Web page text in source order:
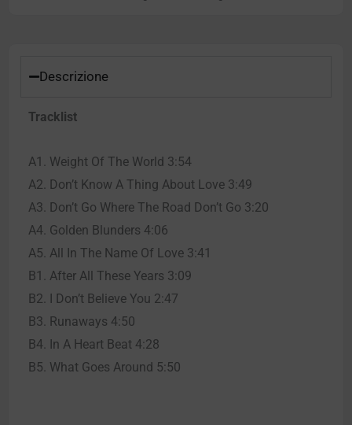
Descrizione
Tracklist
A1. Weight Of The World 3:54
A2. Don’t Know A Thing About Love 3:49
A3. Don’t Go Where The Road Don’t Go 3:20
A4. Golden Blunders 4:06
A5. All In The Name Of Love 3:41
B1. After All These Years 3:09
B2. I Don’t Believe You 2:47
B3. Runaways 4:50
B4. In A Heart Beat 4:28
B5. What Goes Around 5:50